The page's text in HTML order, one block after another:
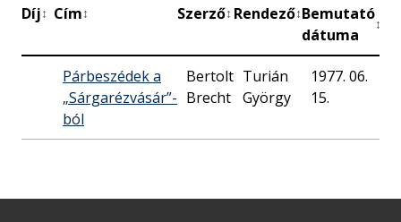
Díj↕ Cím↕ Szerző↕ Rendező↕Bemutató
dátuma
↕
Párbeszédek a
„Sárgarézvásár”-
ból
Bertolt
Brecht
Turián
György
1977. 06.
15.